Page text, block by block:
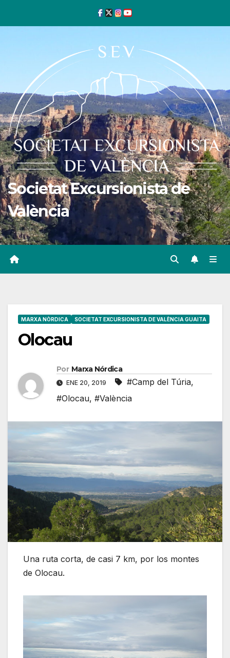
Societat Excursionista de
València
MARXA NÒRDICA SOCIETAT EXCURSIONISTA DE VALÈNCIA GUAITA
Olocau
Por Marxa Nórdica
ENE 20, 2019 #Camp del Túria,
#Olocau, #València
Una ruta corta, de casi 7 km, por los montes
de Olocau.